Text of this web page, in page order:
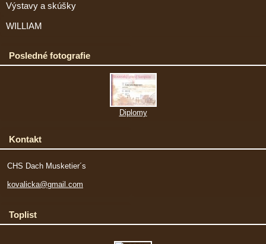
Výstavy a skúšky
WILLIAM
Posledné fotografie
Diplomy
Kontakt
CHS Dach Musketier´s
kovalicka@gmail.com
Toplist